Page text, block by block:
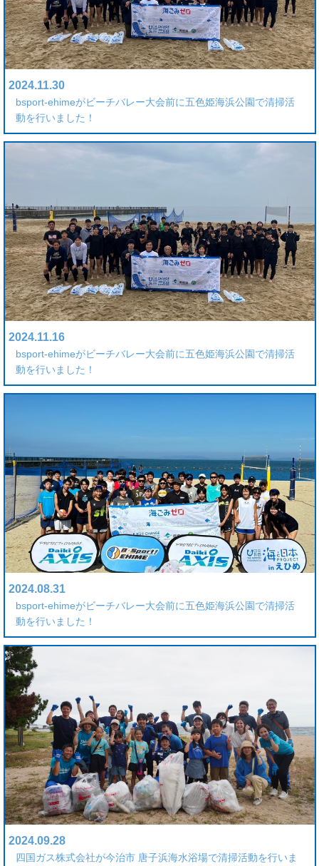
2024.11.30
bsport-ehimeがビーチバレー大会前に五色姫海浜公園で清掃活
動を行いました！
2024.11.16
bsport-ehimeがビーチバレー大会前に五色姫海浜公園で清掃活
動を行いました！
2024.08.31
bsport-ehimeがビーチバレー大会前に五色姫海浜公園で清掃活
動を行いました！
2024.09.28
四国ガス株式会社が今治市 唐子浜海水浴場で清掃活動を行いま